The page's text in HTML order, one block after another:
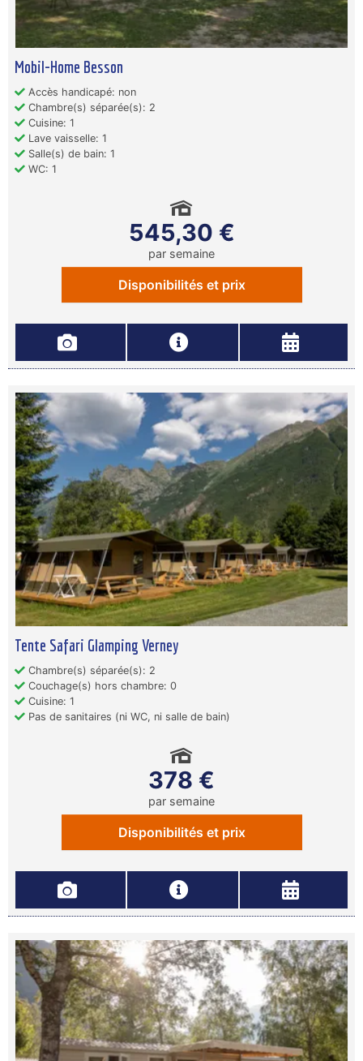
Mobil-Home Besson
Accès handicapé: non
Chambre(s) séparée(s): 2
Cuisine: 1
Lave vaisselle: 1
Salle(s) de bain: 1
WC: 1
545,30 €
par semaine
Disponibilités et prix
Tente Safari Glamping Verney
Chambre(s) séparée(s): 2
Couchage(s) hors chambre: 0
Cuisine: 1
Pas de sanitaires (ni WC, ni salle de bain)
378 €
par semaine
Disponibilités et prix